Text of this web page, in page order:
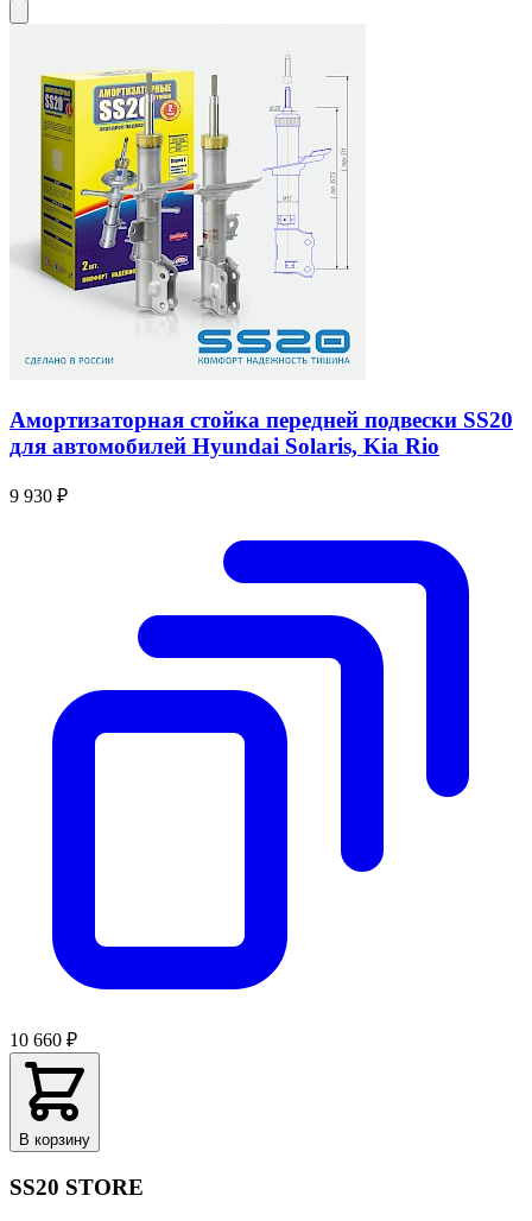
Амортизаторная стойка передней подвески SS20
для автомобилей Hyundai Solaris, Kia Rio
9 930 ₽
10 660 ₽
В корзину
SS20 STORE